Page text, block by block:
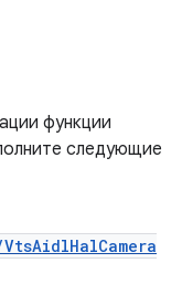
функции
следующие